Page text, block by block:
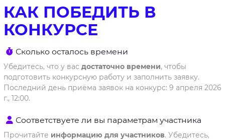
КАК ПОБЕДИТЬ В
КОНКУРСЕ
Сколько осталось времени
Убедитесь, что у вас достаточно времени, чтобы
подготовить конкурсную работу и заполнить заявку.
Последний день приёма заявок на конкурс: 9 апреля 2026
г., 12:00.
Соответствуете ли вы параметрам участника
Прочитайте информацию для участников. Убедитесь,